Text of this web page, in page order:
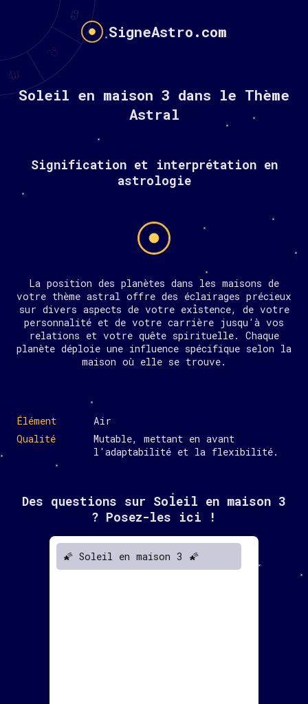
SigneAstro.com
Soleil en maison 3 dans le Thème
Astral
Signification et interprétation en
astrologie
La position des planètes dans les maisons de
votre thème astral offre des éclairages précieux
sur divers aspects de votre existence, de votre
personnalité et de votre carrière jusqu'à vos
relations et votre quête spirituelle. Chaque
planète déploie une influence spécifique selon la
maison où elle se trouve.
Élément
Air
Qualité
Mutable, mettant en avant
l'adaptabilité et la flexibilité.
Des questions sur Soleil en maison 3
? Posez-les ici !
🌠 Soleil en maison 3 🌠